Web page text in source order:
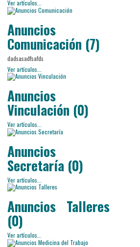
Ver artículos...
Anuncios
Comunicación (7)
dadsasadfsafds
Ver artículos...
Anuncios
Vinculación (0)
Ver artículos...
Anuncios
Secretaría (0)
Ver artículos...
Anuncios Talleres
(0)
Ver artículos...